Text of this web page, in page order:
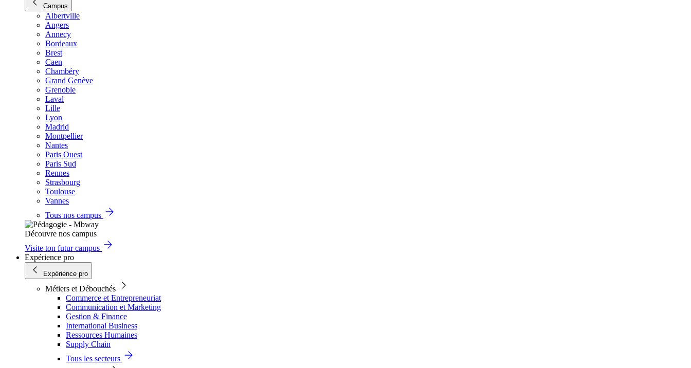
Campus
Albertville
Angers
Annecy
Bordeaux
Brest
Caen
Chambéry
Grand Genève
Grenoble
Laval
Lille
Lyon
Madrid
Montpellier
Nantes
Paris Ouest
Paris Sud
Rennes
Strasbourg
Toulouse
Vannes
Tous nos campus
Découvre nos campus
Visite ton futur campus
Expérience pro
Expérience pro
Métiers et Débouchés
Commerce et Entrepreneuriat
Communication et Marketing
Gestion & Finance
International Business
Ressources Humaines
Supply Chain
Tous les secteurs